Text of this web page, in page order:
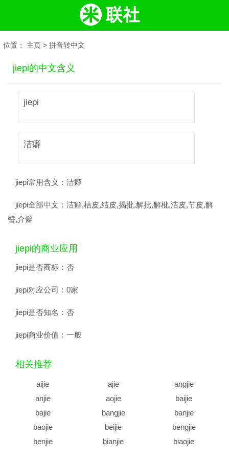
位置： 主页 > 拼音转中文
jiepi的中文含义
jiepi
洁癖
jiepi常用含义： 洁癖
jiepi全部中文： 洁癖,桔皮,结皮,揭批,解批,解枇,洁皮,节皮,解
譬,介僻
jiepi的商业应用
jiepi是否商标： 否
jiepi对应公司： 0家
jiepi是否知名： 否
jiepi商业价值： 一般
相关推荐
aijie ajie
angjie
anjie
aojie
baijie
bajie
bangjie
banjie
baojie
beijie
bengjie
benjie
bianjie
biaojie